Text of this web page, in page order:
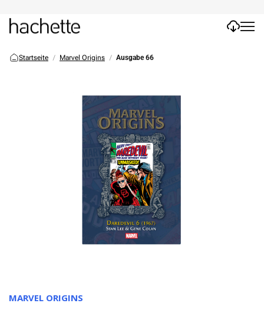
Startseite Marvel Origins Ausgabe 66
MARVEL ORIGINS